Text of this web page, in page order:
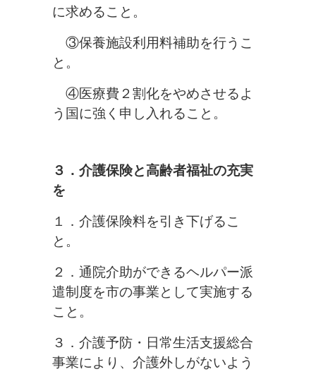
に求めること。
③保養施設利用料補助を行うこ
と。
④医療費２割化をやめさせるよ
う国に強く申し入れること。
３．介護保険と高齢者福祉の充実
を
１．介護保険料を引き下げるこ
と。
２．通院介助ができるヘルパー派
遣制度を市の事業として実施する
こと。
３．介護予防・日常生活支援総合
事業により、介護外しがないよう